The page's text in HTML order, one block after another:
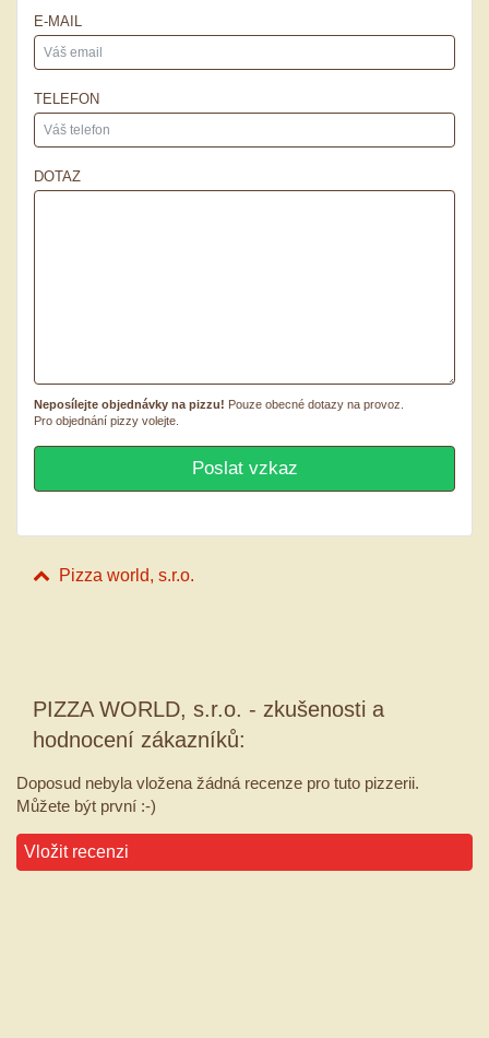
E-MAIL
TELEFON
DOTAZ
Neposílejte objednávky na pizzu! Pouze obecné dotazy na provoz.
Pro objednání pizzy volejte.
Pizza world, s.r.o.
PIZZA WORLD, s.r.o. - zkušenosti a
hodnocení zákazníků:
Doposud nebyla vložena žádná recenze pro tuto pizzerii.
Můžete být první :-)
Vložit recenzi